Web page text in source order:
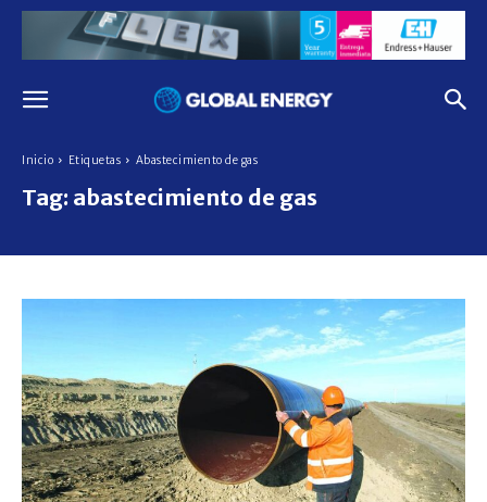
Inicio Etiquetas Abastecimiento de gas
Tag: abastecimiento de gas